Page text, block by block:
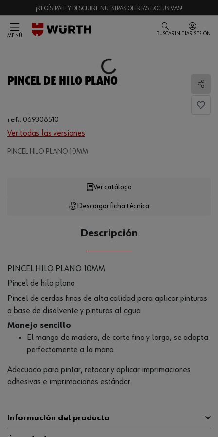
¡REGÍSTRATE Y DESCUBRE NUESTRAS OFERTAS EXCLUSIVAS!
MENÚ BUSCAR INICIAR SESIÓN
Loading...
PINCEL DE HILO PLANO
ref.: 069308510
Ver todas las versiones
PINCEL HILO PLANO 10MM
Loading...
Descargar ficha técnica
Ver catálogo
Descripción
PINCEL HILO PLANO 10MM
Pincel de hilo plano
Pincel de cerdas finas de alta calidad para aplicar pinturas
a base de disolvente y pinturas al agua
Manejo sencillo
El mango de madera, de corte fino y largo, se adapta
perfectamente a la mano
Adecuado para pintar, retocar y aplicar imprimaciones
adhesivas e imprimaciones estándar
Información del producto